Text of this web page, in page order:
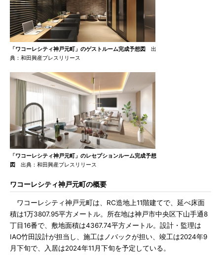
「ワコーレシティ神戸元町」のゲストルーム完成予想図
出
典：和田興産プレスリリース
「ワコーレシティ神戸元町」のレセプションルーム完成予想
図
出典：和田興産プレスリリース
ワコーレシティ神戸元町の概要
ワコーレシティ神戸元町は、RC造地上11階建てで、延べ床面
積は1万3807.95平方メートル。所在地は神戸市中央区下山手通8
丁目16番で、敷地面積は4367.74平方メートル。設計・監理は
IAO竹田設計が担当し、施工はノバックが担い、竣工は2024年9
月下旬で、入居は2024年11月下旬を予定している。